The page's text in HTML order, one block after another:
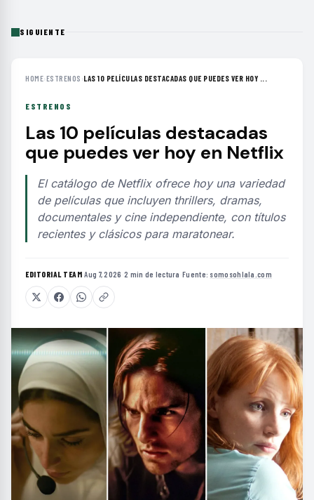
SIGUIENTE
HOME›ESTRENOS ›LAS 10 PELÍCULAS DESTACADAS QUE PUEDES VER HOY ...
ESTRENOS
Las 10 películas destacadas
que puedes ver hoy en Netflix
El catálogo de Netflix ofrece hoy una variedad
de películas que incluyen thrillers, dramas,
documentales y cine independiente, con títulos
recientes y clásicos para maratonear.
EDITORIAL TEAM·Aug 7, 2026 ·2 min de lectura ·Fuente: somosohlala.com